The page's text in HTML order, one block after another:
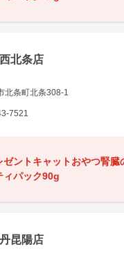
北条店
北条町北条308-1
7521
ゼントキャットおやつ腎臓
ィパック90g
昆陽店